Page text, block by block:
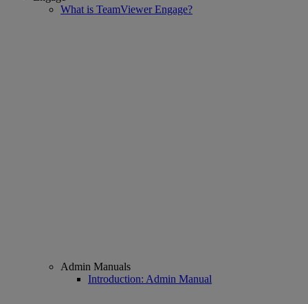
What is TeamViewer Engage?
Admin Manuals
Introduction: Admin Manual